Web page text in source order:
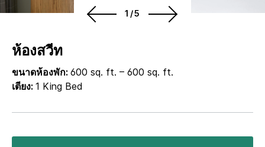
1/5
ห้องสวีท
ขนาดห้องพัก: 600 sq. ft. – 600 sq. ft.
เตียง: 1 King Bed